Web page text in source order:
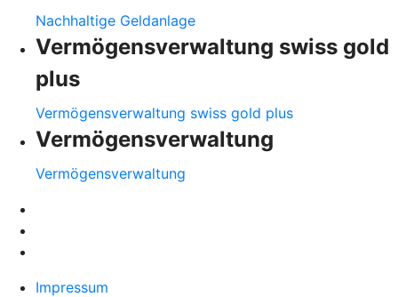
Nachhaltige Geldanlage
Vermögensverwaltung swiss gold
plus
Vermögensverwaltung swiss gold plus
Vermögensverwaltung
Vermögensverwaltung
Impressum